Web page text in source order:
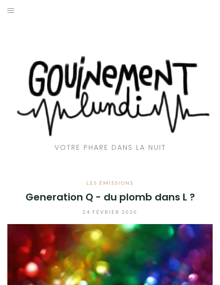
Aller
VOTRE PHARE DANS LA NUIT
LES ÉMISSIONS
Generation Q - du plomb dans L ?
24 FÉVRIER 2020
🎶CLUB GOUINE
👅 AVEC LA LANGUE
🌇 REPORTAGES
💬 INTERVIEWS
❤️‍🔥 QUI SOMMES-NOUS ?
ADHÉREZ !